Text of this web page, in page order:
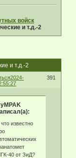
войск
и т.д.-2
и т.д.-2
391
2024-
известно
40 от ЗиД?